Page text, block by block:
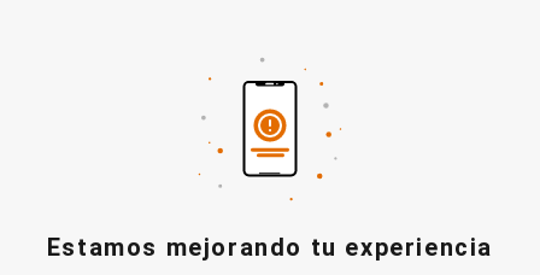
Estamos mejorando tu experiencia